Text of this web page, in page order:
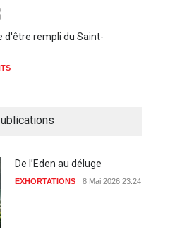
d'être rempli du Saint-
De l’Eden au déluge
EXHORTATIONS 8 Mai 2026 23:24